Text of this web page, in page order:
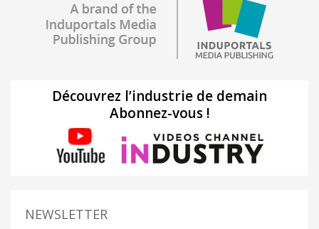
Découvrez l’industrie de demain
Abonnez-vous !
NEWSLETTER